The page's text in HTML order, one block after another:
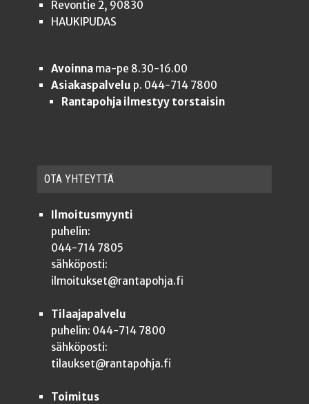
Revontie 2, 90830
HAUKIPUDAS
Avoinnama-pe 8.30-16.00
Asiakaspalvelu p. 044-714 7800
Rantapohja ilmestyy torstaisin
OTA YHTEYT­TÄ
Ilmoitusmyynti
puhelin:
044-714 7805
sähköposti:
ilmoitukset@rantapohja.fi
Tilaajapalvelu
puhelin: 044-714 7800
sähköposti:
tilaukset@rantapohja.fi
Toimitus